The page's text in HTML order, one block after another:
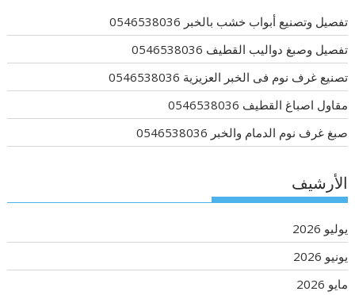
تفصيل وتصنيع أبواب خشب بالخبر 0546538036
تفصيل وصبغ دواليب القطيف 0546538036
تصنيع غرف نوم فى الخبر العزيزية 0546538036
مقاول اصباغ القطيف 0546538036
صبغ غرف نوم الدمام والخبر 0546538036
الأرشيف
يوليو 2026
يونيو 2026
مايو 2026